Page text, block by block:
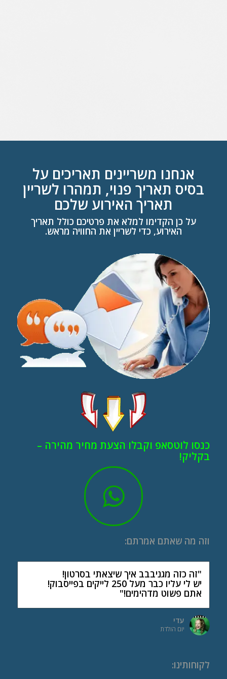
אנחנו משריינים תאריכים על
בסיס תאריך פנוי, תמהרו לשריין
תאריך האירוע שלכם
על כן הקדימו למלא את פרטיכם כולל תאריך
האירוע, כדי לשריין את החוויה מראש.
כנסו לוטסאפ וקבלו הצעת מחיר מהירה –
בקליק!
וזה מה שאתם אמרתם:
"זה כזה מגניבבב איך שיצאתי בסרטון!
יש לי עליו כבר מעל 250 לייקים בפייסבוק!
אתם פשוט מדהימים!"
עדי
יום הולדת
לקוחותינו: